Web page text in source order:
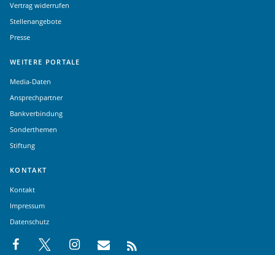
Vertrag widerrufen
Stellenangebote
Presse
WEITERE PORTALE
Media-Daten
Ansprechpartner
Bankverbindung
Sonderthemen
Stiftung
KONTAKT
Kontakt
Impressum
Datenschutz